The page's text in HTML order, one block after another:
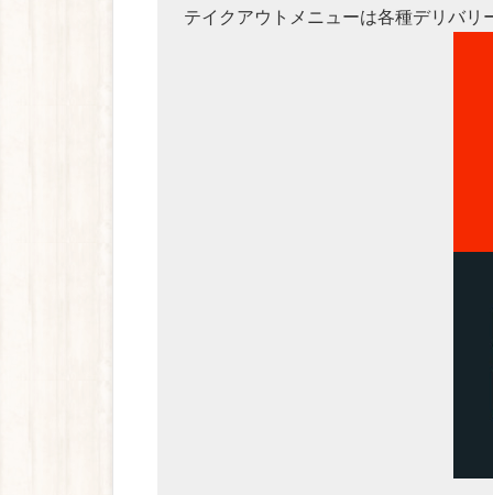
テイクアウトメニューは各種デリバ